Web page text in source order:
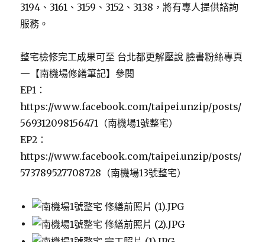
3194、3161、3159、3152、3138，將有專人提供諮詢
服務。
整宅檢修完工成果可至 台北都更解壓說 臉書粉絲專頁
—【南機場修繕筆記】參閱
EP1：
https://www.facebook.com/taipei.unzip/posts/
569312098156471（南機場1號整宅）
EP2：
https://www.facebook.com/taipei.unzip/posts/
573789527708728（南機場13號整宅）